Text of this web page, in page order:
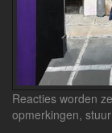
Reacties worden
opmerkingen,